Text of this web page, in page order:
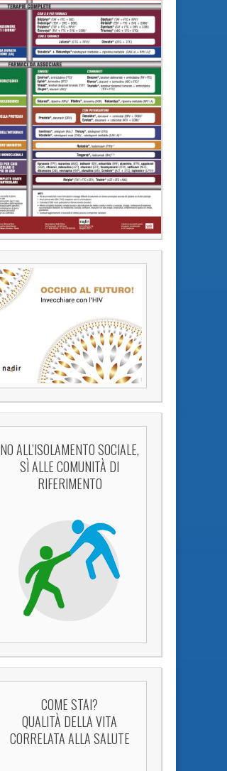
NO ALL’ISOLAMENTO SOCIALE,
SÌ ALLE COMUNITÀ DI
RIFERIMENTO
COME STAI?
QUALITÀ DELLA VITA
CORRELATA ALLA SALUTE